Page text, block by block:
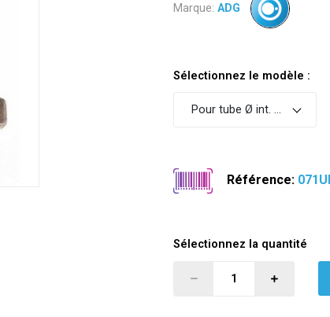
Marque: ADG
Sélectionnez le modèle :
Pour tube Ø int. 8" - Ø ext.
Référence:
Sélectionnez la quantité